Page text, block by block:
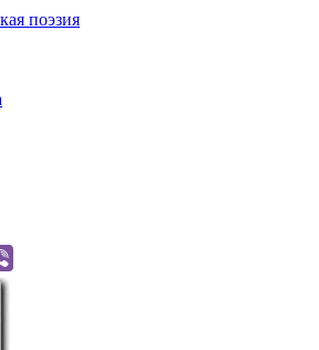
поэзия